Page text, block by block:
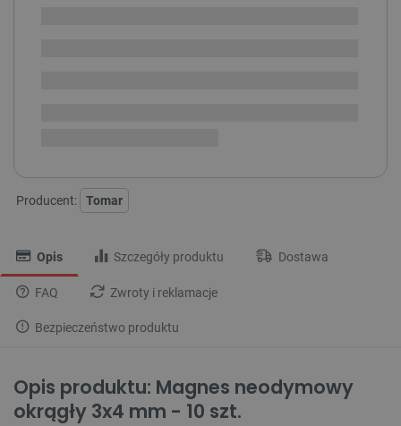
Producent: Tomar
Opis Szczegóły produktu Dostawa
FAQ Zwroty i reklamacje
Bezpieczeństwo produktu
Opis produktu: Magnes neodymowy
okrągły 3x4 mm - 10 szt.